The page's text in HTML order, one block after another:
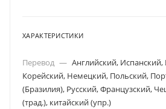
ХАРАКТЕРИСТИКИ
Перевод — Английский, Испанский,
Корейский, Немецкий, Польский,
(Бразилия), Русский, Французский,
(трад.), китайский (упр.)